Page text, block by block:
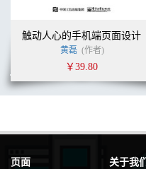
触动人心的手机端页面设计
黄磊 (作者)
￥39.80
页面 关于我们